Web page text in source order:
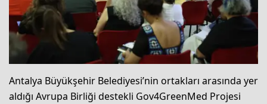
Antalya Büyükşehir Belediyesi’nin ortakları arasında yer
aldığı Avrupa Birliği destekli Gov4GreenMed Projesi